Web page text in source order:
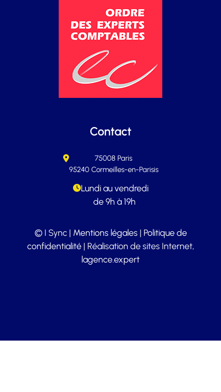
Contact
75008 Paris
95240 Cormeilles-en-Parisis
Lundi au vendredi
de 9h à 19h
© I Sync | Mentions légales| Politique de
confidentialité| Réalisation de sites Internet,
lagence.expert